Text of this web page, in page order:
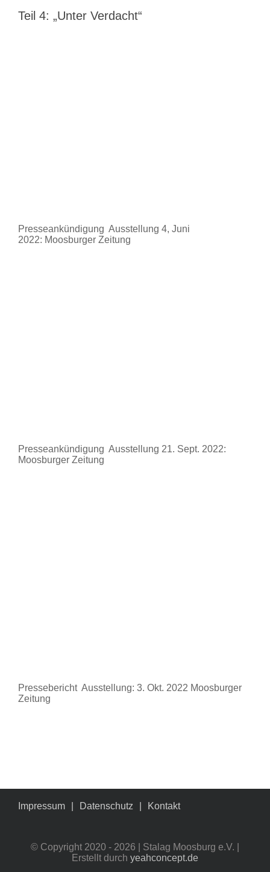
Teil 4: „Unter Verdacht“
Presseankündigung Ausstellung 4, Juni
2022: Moosburger Zeitung
Presseankündigung Ausstellung 21. Sept. 2022:
Moosburger Zeitung
Pressebericht Ausstellung: 3. Okt. 2022 Moosburger
Zeitung
Impressum Datenschutz Kontakt
© Copyright 2020 - 2026 | Stalag Moosburg e.V. |
Erstellt durch yeahconcept.de